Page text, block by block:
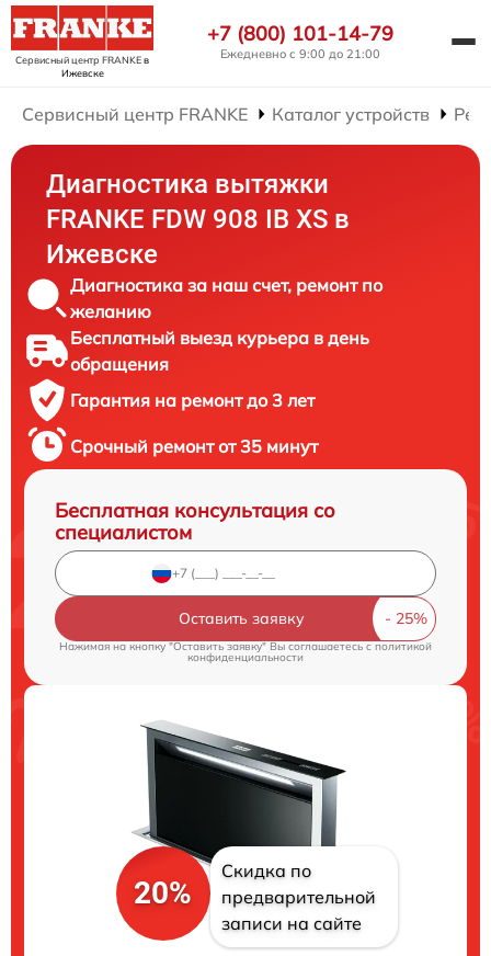
Сервисный центр FRANKEв
Ижевске
+7 (800) 101-14-79
Ежедневно с 9:00 до 21:00
Сервисный центр FRANKE Каталог устройств
Диагностика вытяжки
FRANKE FDW 908 IB XS в
Ижевске
Диагностика за наш счет, ремонт по
желанию
Бесплатный выезд курьера в день
обращения
Гарантия на ремонт до 3 лет
Срочный ремонт от 35 минут
Бесплатная консультация со
специалистом
Оставить заявку
Нажимая на кнопку "Оставить заявку" Вы соглашаетесь cполитикой
конфиденциальности
20%
Скидка по
предварительной
записи на сайте